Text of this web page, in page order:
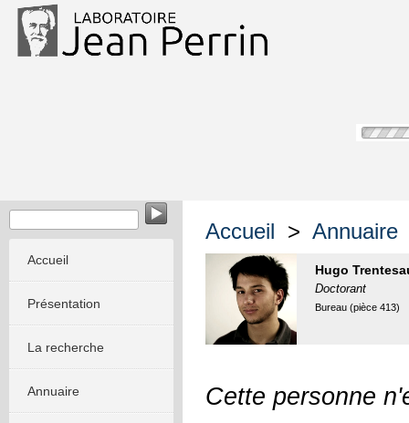
Accueil
Présentation
La recherche
Annuaire
Accueil > Annuaire
Hugo
Doctorant
Bureau (pièce 413)
Cette personne